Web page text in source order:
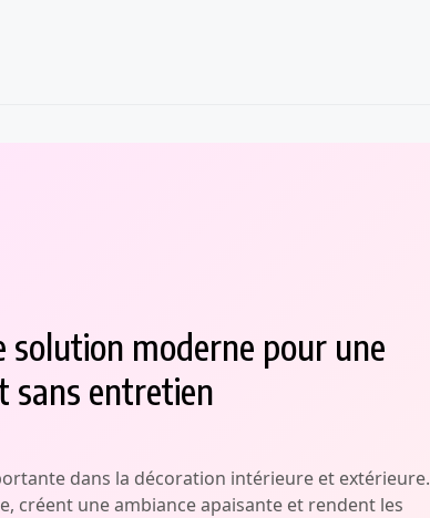
solution moderne pour une
sans entretien
dans la décoration intérieure et extérieure.
créent une ambiance apaisante et rendent les